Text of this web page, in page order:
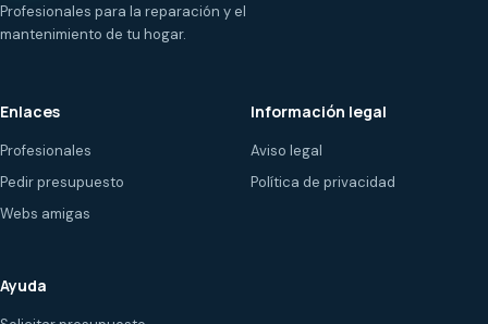
Profesionales para la reparación y el
mantenimiento de tu hogar.
Enlaces
Profesionales
Pedir presupuesto
Webs amigas
Información legal
Aviso legal
Política de privacidad
Ayuda